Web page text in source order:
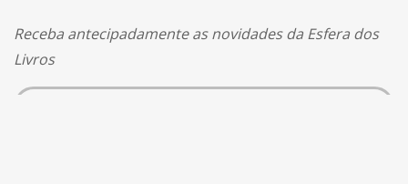
Receba antecipadamente as novidades da Esfera dos
Livros